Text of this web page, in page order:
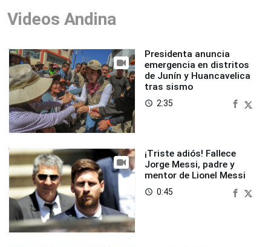
Videos Andina
Presidenta anuncia
emergencia en distritos
de Junín y Huancavelica
tras sismo
access_time 2:35
¡Triste adiós! Fallece
Jorge Messi, padre y
mentor de Lionel Messi
access_time 0:45